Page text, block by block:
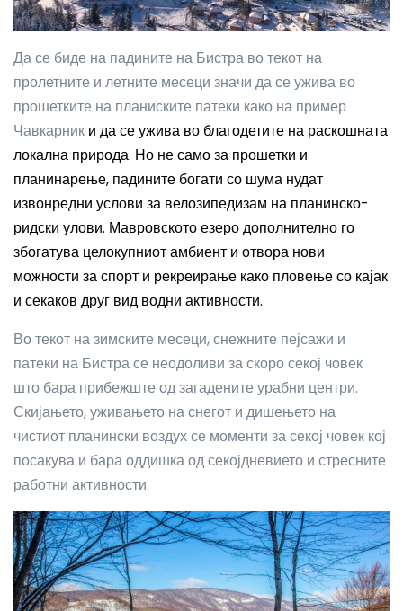
Да се биде на падините на Бистра во текот на
пролетните и летните месеци значи да се ужива во
прошетките на планиските патеки како на пример
Чавкарник и да се ужива во благодетите на раскошната
локална природа. Но не само за прошетки и
планинарење, падините богати со шума нудат
извонредни услови за велозипедизам на планинско-
ридски улови. Мавровското езеро дополнително го
збогатува целокупниот амбиент и отвора нови
можности за спорт и рекреирање како пловење со кајак
и секаков друг вид водни активности.
Во текот на зимските месеци, снежните пејсажи и
патеки на Бистра се неодоливи за скоро секој човек
што бара прибежште од загадените урабни центри.
Скијањето, уживањето на снегот и дишењето на
чистиот планински воздух се моменти за секој човек кој
посакува и бара оддишка од секојдневието и стресните
работни активности.